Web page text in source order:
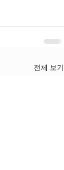
전체 보기